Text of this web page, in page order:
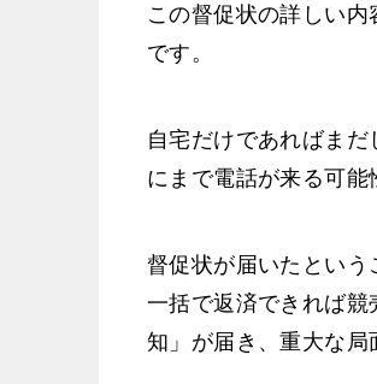
この督促状の詳しい
です。
自宅だけであればま
にまで電話が来る可能
督促状が届いたという
一括で返済できれば競
知」が届き、重大な局